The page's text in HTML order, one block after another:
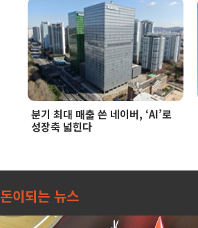
분기 최대 매출 쓴 네이버, ‘AI’로
성장축 넓힌다
돈이되는 뉴스